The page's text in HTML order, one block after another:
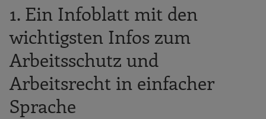
1. Ein Infoblatt mit den
wichtigsten Infos zum
Arbeitsschutz und
Arbeitsrecht in einfacher
Sprache